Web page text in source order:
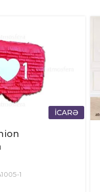
İCARƏ
1